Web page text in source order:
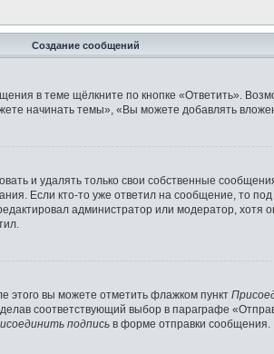
Создание сообщений
в теме щёлкните по кнопке «Ответить».
начинать темы», «Вы можете добавлять
и удалять только свои собственные
Если кто-то уже ответил на сообщение, то
администратор или модератор,
этого вы можете отметить флажком пункт
соответствующий выбор в параграфе
подпись в форме отправки сообщения.